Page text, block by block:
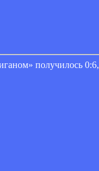
получилось 0:6,